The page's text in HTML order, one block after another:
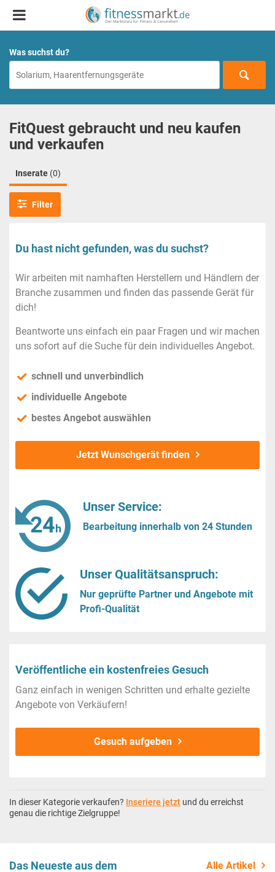
Was suchst du?
FitQuest gebraucht und neu kaufen
und verkaufen
Inserate (0)
Filter
Du hast nicht gefunden, was du suchst?
Wir arbeiten mit namhaften Herstellern und Händlern der
Branche zusammen und finden das passende Gerät für
dich!
Beantworte uns einfach ein paar Fragen und wir machen
uns sofort auf die Suche für dein individuelles Angebot.
schnell und unverbindlich
individuelle Angebote
bestes Angebot auswählen
Jetzt Wunschgerät finden
Unser Service:
Bearbeitung innerhalb von 24 Stunden
Unser Qualitätsanspruch:
Nur geprüfte Partner und Angebote mit
Profi-Qualität
Veröffentliche ein kostenfreies Gesuch
Ganz einfach in wenigen Schritten und erhalte gezielte
Angebote von Verkäufern!
Gesuch aufgeben
In dieser Kategorie verkaufen? Inseriere jetzt und du erreichst
genau die richtige Zielgruppe!
Das Neueste aus dem
Alle Artikel